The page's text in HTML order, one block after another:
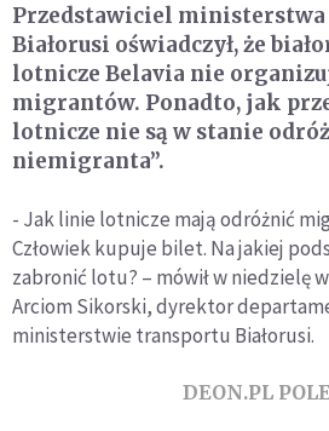
Przedstawiciel
Białorusi oświadczył, że
lotnicze Belavia nie
migrantów. Ponadto, jak
lotnicze nie są w stanie
niemigranta”.
- Jak linie lotnicze mają odróżnić
Człowiek kupuje bilet. Na jakiej
zabronić lotu? – mówił w niedzielę
Arciom Sikorski, dyrektor
ministerstwie transportu Białorusi.
DEON.PL